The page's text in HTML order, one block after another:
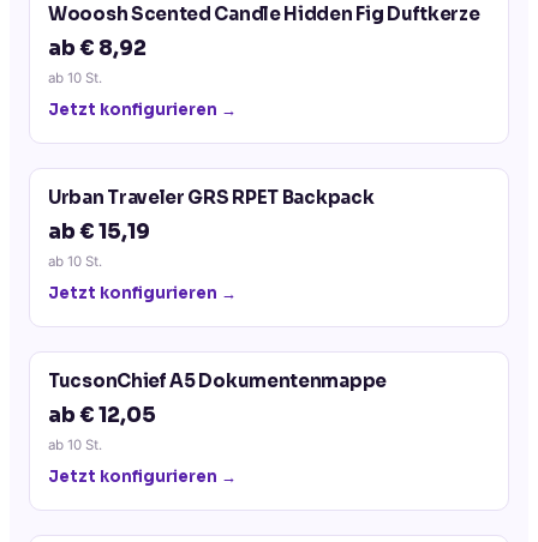
Wooosh Scented Candle Hidden Fig Duftkerze
ab € 8,92
ab 10 St.
Jetzt konfigurieren →
Urban Traveler GRS RPET Backpack
ab € 15,19
ab 10 St.
Jetzt konfigurieren →
TucsonChief A5 Dokumentenmappe
ab € 12,05
ab 10 St.
Jetzt konfigurieren →